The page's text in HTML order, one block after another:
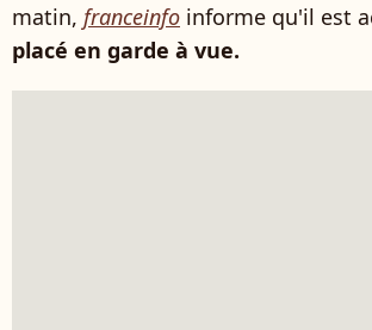
matin, franceinfo informe qu'il est
placé en garde à vue.